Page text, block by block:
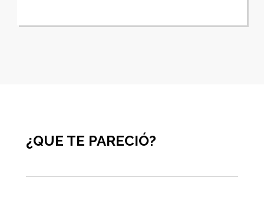
¿QUE TE PARECIÓ?